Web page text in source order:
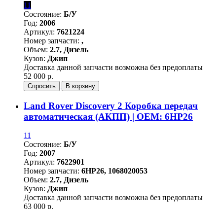
11
Состояние: Б/У
Год: 2006
Артикул: 7621224
Номер запчасти: ,
Объем: 2.7, Дизель
Кузов: Джип
Доставка данной запчасти возможна без предоплаты
52 000 р.
Спросить В корзину
Land Rover Discovery 2 Коробка передач
автоматическая (АКПП) | OEM: 6HP26
11
Состояние: Б/У
Год: 2007
Артикул: 7622901
Номер запчасти: 6HP26, 1068020053
Объем: 2.7, Дизель
Кузов: Джип
Доставка данной запчасти возможна без предоплаты
63 000 р.